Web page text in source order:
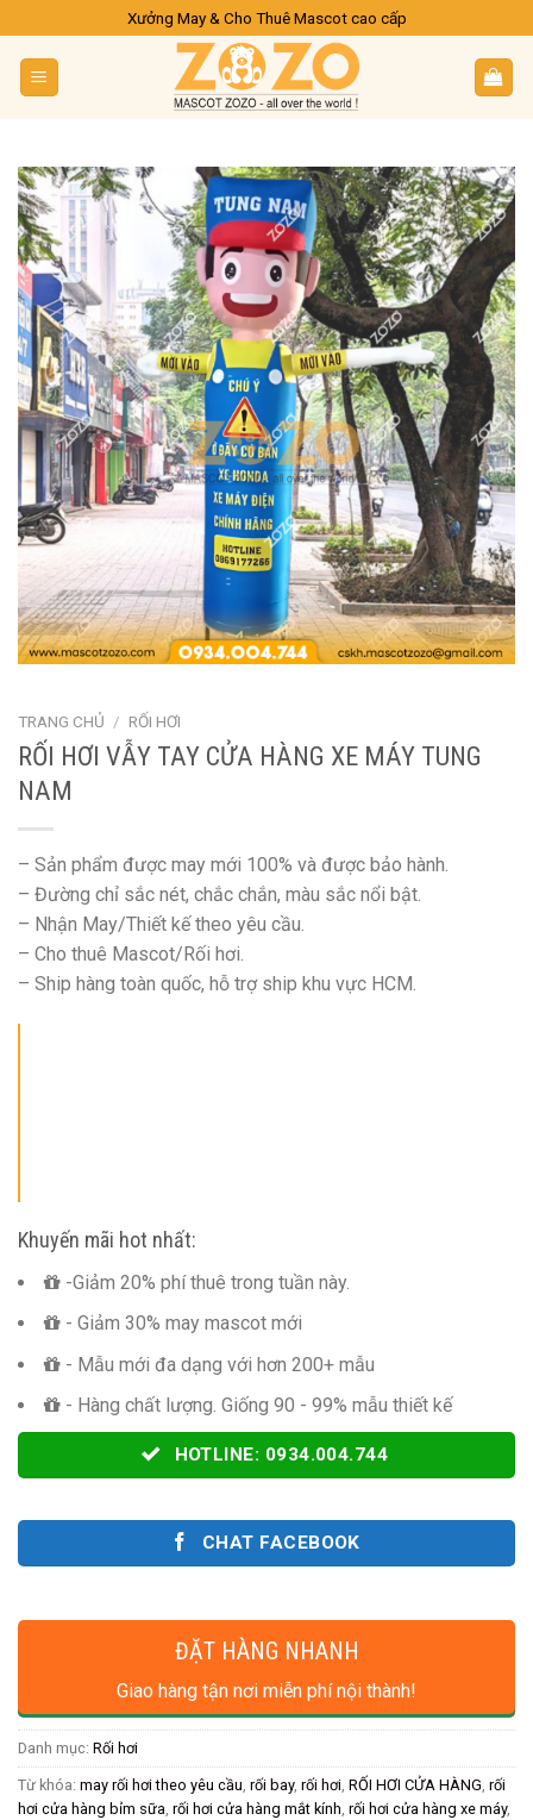
content
Xưởng May & Cho Thuê Mascot cao cấp
TRANG CHỦ / RỐI HƠI
RỐI HƠI VẪY TAY CỬA HÀNG XE MÁY TUNG
NAM
– Sản phẩm được may mới 100% và được bảo hành.
– Đường chỉ sắc nét, chắc chắn, màu sắc nổi bật.
– Nhận May/Thiết kế theo yêu cầu.
– Cho thuê Mascot/Rối hơi.
– Ship hàng toàn quốc, hỗ trợ ship khu vực HCM.
Khuyến mãi hot nhất:
-Giảm 20% phí thuê trong tuần này.
- Giảm 30% may mascot mới
- Mẫu mới đa dạng với hơn 200+ mẫu
- Hàng chất lượng. Giống 90 - 99% mẫu thiết kế
HOTLINE: 0934.004.744
CHAT FACEBOOK
ĐẶT HÀNG NHANH
Giao hàng tận nơi miễn phí nội thành!
Danh mục: Rối hơi
Từ khóa: may rối hơi theo yêu cầu, rối bay, rối hơi, RỐI HƠI CỬA HÀNG, rối
hơi cửa hàng bỉm sữa, rối hơi cửa hàng mắt kính, rối hơi cửa hàng xe máy,